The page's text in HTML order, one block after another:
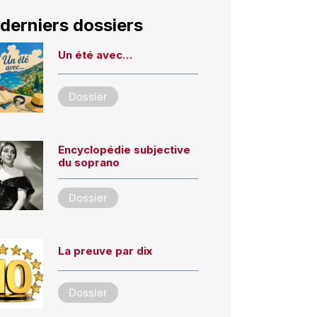
dossiers
Un été avec…
Dossier
Encyclopédie subjective
du soprano
Dossier
La preuve par dix
Dossier